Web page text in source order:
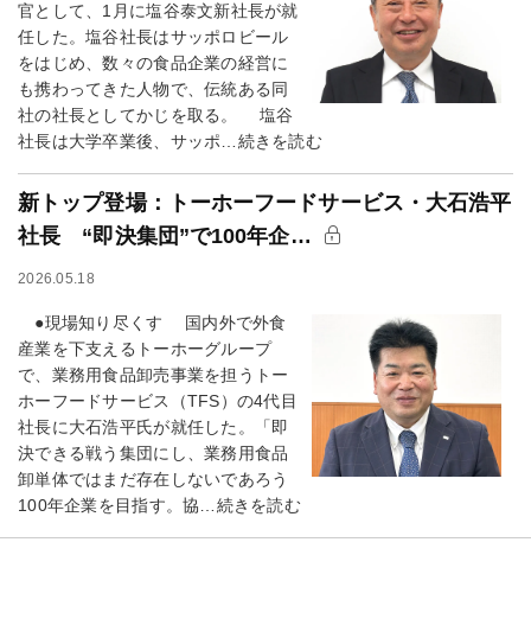
官として、1月に塩谷泰文新社長が就
任した。塩谷社長はサッポロビール
をはじめ、数々の食品企業の経営に
も携わってきた人物で、伝統ある同
社の社長としてかじを取る。 塩谷
社長は大学卒業後、サッポ…続きを読む
新トップ登場：トーホーフードサービス・大石浩平
社長 “即決集団”で100年企…
2026.05.18
●現場知り尽くす 国内外で外食
産業を下支えるトーホーグループ
で、業務用食品卸売事業を担うトー
ホーフードサービス（TFS）の4代目
社長に大石浩平氏が就任した。「即
決できる戦う集団にし、業務用食品
卸単体ではまだ存在しないであろう
100年企業を目指す。協…続きを読む